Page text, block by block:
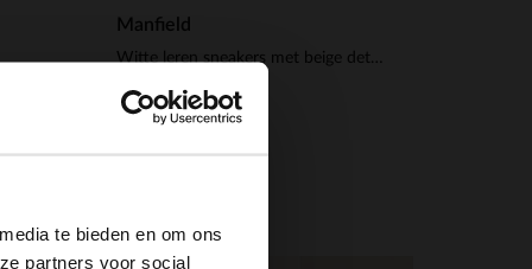
te bieden en om ons
partners voor social
Manfield
Witte leren sneakers met beige details
139.99